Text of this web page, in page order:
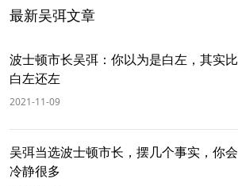
最新吴弭文章
波士顿市长吴弭：你以为是白左，其实比
白左还左
2021-11-09
吴弭当选波士顿市长，摆几个事实，你会
冷静很多